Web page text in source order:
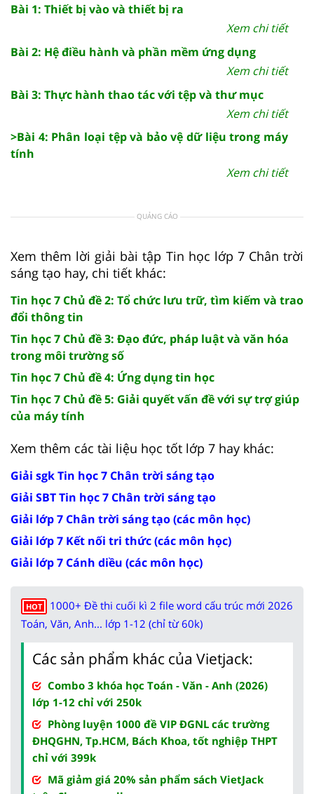
Bài 1: Thiết bị vào và thiết bị ra
Xem chi tiết
Bài 2: Hệ điều hành và phần mềm ứng dụng
Xem chi tiết
Bài 3: Thực hành thao tác với tệp và thư mục
Xem chi tiết
>Bài 4: Phân loại tệp và bảo vệ dữ liệu trong máy
tính
Xem chi tiết
QUẢNG CÁO
Xem thêm lời giải bài tập Tin học lớp 7 Chân trời
sáng tạo hay, chi tiết khác:
Tin học 7 Chủ đề 2: Tổ chức lưu trữ, tìm kiếm và trao
đổi thông tin
Tin học 7 Chủ đề 3: Đạo đức, pháp luật và văn hóa
trong môi trường số
Tin học 7 Chủ đề 4: Ứng dụng tin học
Tin học 7 Chủ đề 5: Giải quyết vấn đề với sự trợ giúp
của máy tính
Xem thêm các tài liệu học tốt lớp 7 hay khác:
Giải sgk Tin học 7 Chân trời sáng tạo
Giải SBT Tin học 7 Chân trời sáng tạo
Giải lớp 7 Chân trời sáng tạo (các môn học)
Giải lớp 7 Kết nối tri thức (các môn học)
Giải lớp 7 Cánh diều (các môn học)
HOT
1000+ Đề thi cuối kì 2 file word cấu trúc mới 2026
Toán, Văn, Anh... lớp 1-12 (chỉ từ 60k)
Các sản phẩm khác của Vietjack:
Combo 3 khóa học Toán - Văn - Anh (2026)
lớp 1-12 chỉ với 250k
Phòng luyện 1000 đề VIP ĐGNL các trường
ĐHQGHN, Tp.HCM, Bách Khoa, tốt nghiệp THPT
chỉ với 399k
Mã giảm giá 20% sản phẩm sách VietJack